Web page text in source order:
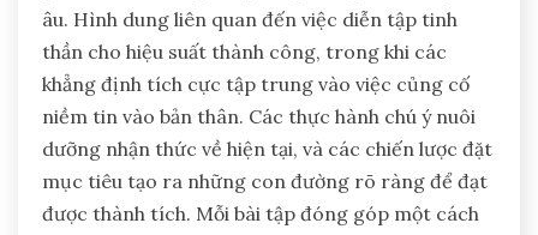
âu. Hình dung liên quan đến việc diễn tập tinh
thần cho hiệu suất thành công, trong khi các
khẳng định tích cực tập trung vào việc củng cố
niềm tin vào bản thân. Các thực hành chú ý nuôi
dưỡng nhận thức về hiện tại, và các chiến lược đặt
mục tiêu tạo ra những con đường rõ ràng để đạt
được thành tích. Mỗi bài tập đóng góp một cách